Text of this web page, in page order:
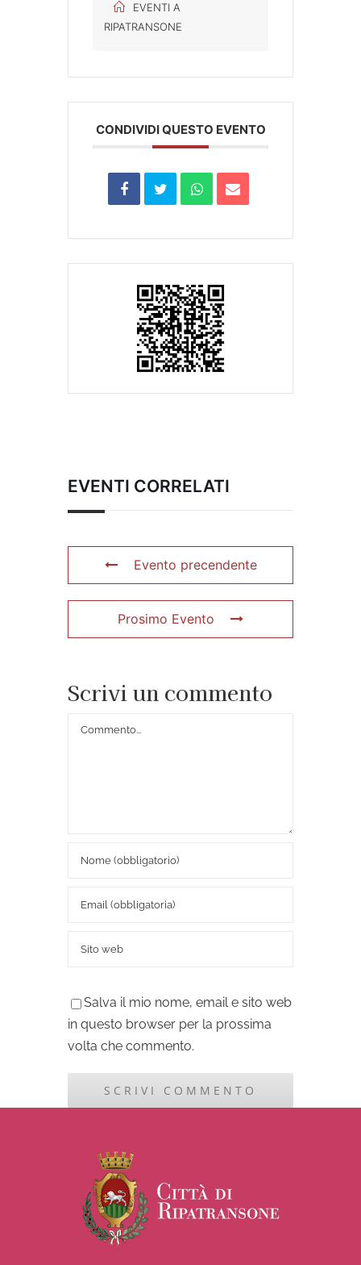
EVENTI A
RIPATRANSONE
CONDIVIDI QUESTO EVENTO
EVENTI CORRELATI
Evento precendente
Prosimo Evento
Scrivi un commento
Commento
Salva il mio nome, email e sito web
in questo browser per la prossima
volta che commento.